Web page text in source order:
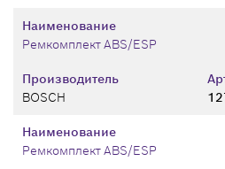
Производитель
BOSCH
Наименование
Ремкомплект ABS/ESP
Наименование
Ремкомплект ABS/ESP